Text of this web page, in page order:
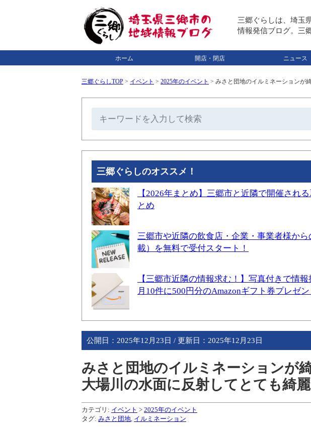
三郷ぐらしは、埼玉
情報発信ブログ。三
ホーム 開店・閉店 ニュース
三郷ぐらしTOP > イベント > 2025年のイベント > みさと団地のイルミネーションが
三郷ぐらしのオススメ！
【2026年まとめ】三郷市と近隣で開催され
とめ
三郷市や近隣の飲食店・企業・事業者様か
載）を無料で受付スタート！
【三郷市近隣の情報求む！】写真付きで情
月10件に500円分のAmazonギフト券プレゼ
公開日： 2025年12月23日 / 更新日： 2025年12月23日
みさと団地のイルミネーションが
大場川の水面に反射してとても綺
カテゴリ: イベント > 2025年のイベント
タグ: みさと団地 イルミネーション